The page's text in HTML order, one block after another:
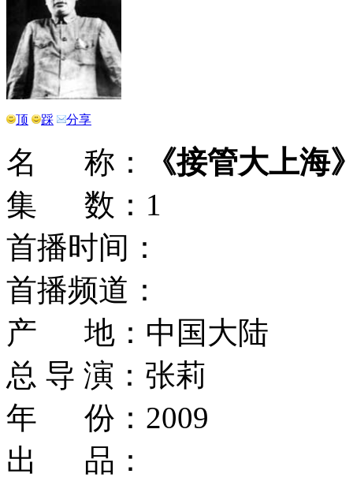
顶 踩 分享
名 称：
《接管大上海
集 数：1
首播时间：
首播频道：
产 地：中国大陆
总 导 演：张莉
年 份：2009
出 品：